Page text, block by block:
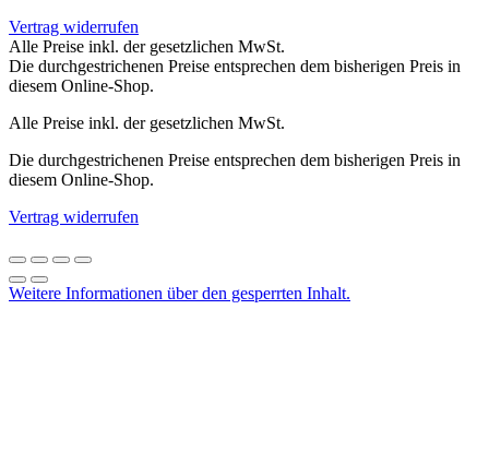
Vertrag widerrufen
Alle Preise inkl. der gesetzlichen MwSt.
Die durchgestrichenen Preise entsprechen dem bisherigen Preis in
diesem Online-Shop.
Alle Preise inkl. der gesetzlichen MwSt.
Die durchgestrichenen Preise entsprechen dem bisherigen Preis in
diesem Online-Shop.
Vertrag widerrufen
Weitere Informationen über den gesperrten Inhalt.